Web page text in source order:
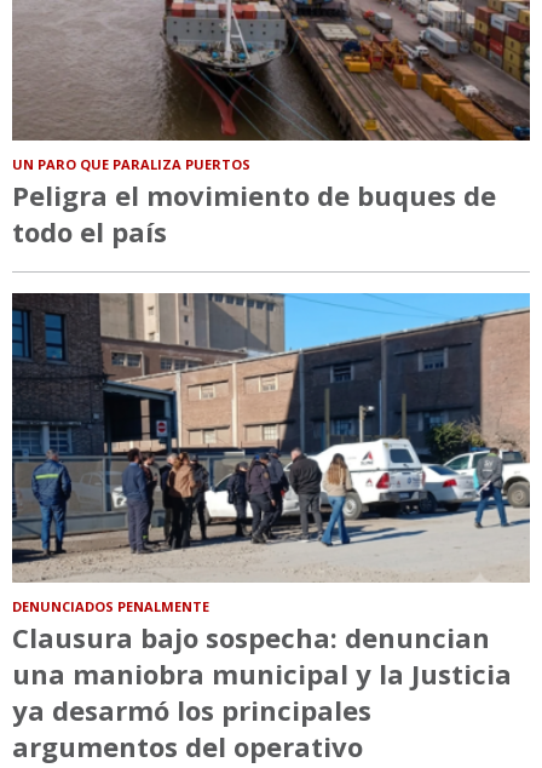
UN PARO QUE PARALIZA PUERTOS
Peligra el movimiento de buques de
todo el país
DENUNCIADOS PENALMENTE
Clausura bajo sospecha: denuncian
una maniobra municipal y la Justicia
ya desarmó los principales
argumentos del operativo